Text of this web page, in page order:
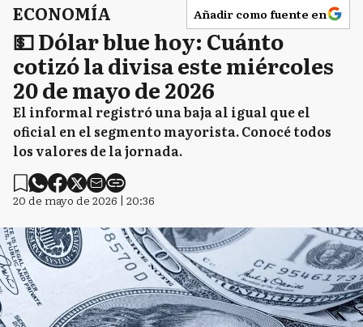
ECONOMÍA Añadir como fuente en
💵 Dólar blue hoy: Cuánto
cotizó la divisa este miércoles
20 de mayo de 2026
El informal registró una baja al igual que el
oficial en el segmento mayorista. Conocé todos
los valores de la jornada.
20 de mayo de 2026 | 20:36